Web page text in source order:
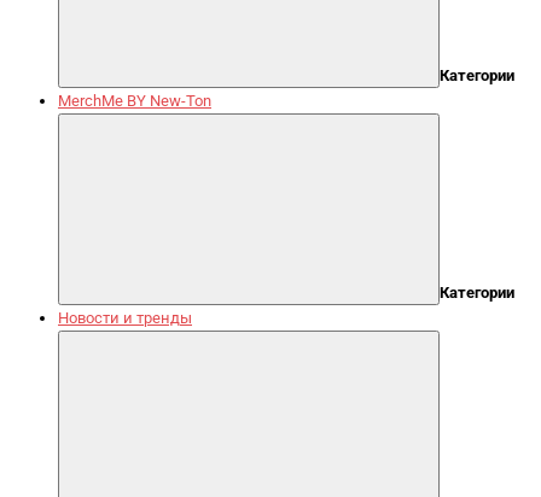
Категории
MerchMe BY New-Ton
Категории
Новости и тренды